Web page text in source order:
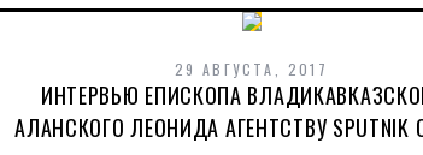
29 АВГУСТА, 2017
ИНТЕРВЬЮ ЕПИСКОПА
АЛАНСКОГО ЛЕОНИДА АГЕНТСТВУ SPUTNIK